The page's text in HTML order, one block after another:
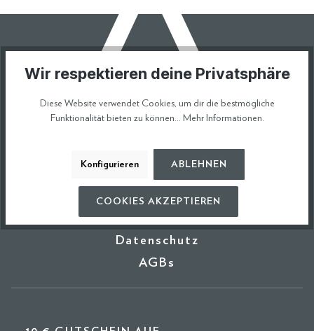
Versand
Rückgabe
Newsletter
Impressum
Datenschutz
AGBs
Wir respektieren deine Privatsphäre
Diese Website verwendet Cookies, um dir die bestmögliche
Funktionalität bieten zu können... Mehr Informationen.
Konfigurieren ABLEHNEN
COOKIES AKZEPTIEREN